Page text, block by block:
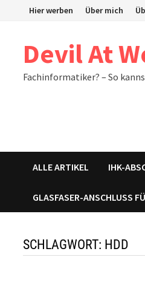
Hier werben Über mich
Devil At
Fachinformatiker? – So
ALLE ARTIKEL IHK-
GLASFASER-ANSCHLUSS
SCHLAGWORT: HDD